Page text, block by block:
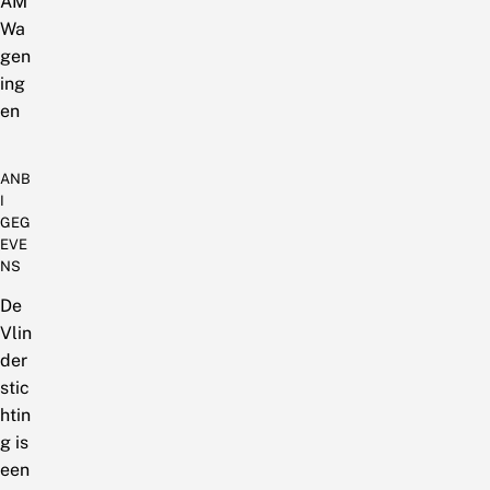
Wa
gen
ing
en
ANB
I
GEG
EVE
NS
De
Vlin
der
stic
htin
g is
een